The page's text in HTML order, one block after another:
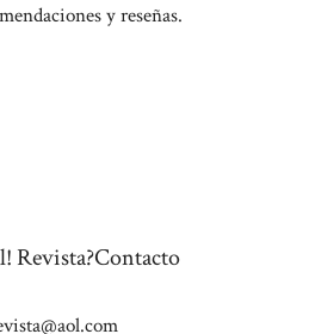
y reseñas.
Revista?Contacto